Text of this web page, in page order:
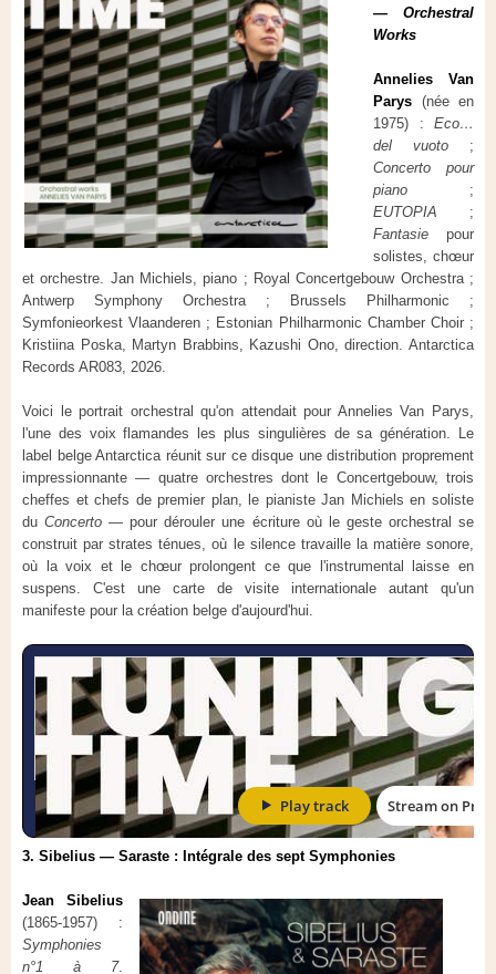
— Orchestral
Works
Annelies Van
Parys (née en
1975) : Eco…
del vuoto ;
Concerto pour
piano ;
EUTOPIA ;
Fantasie pour
solistes, chœur
et orchestre. Jan Michiels, piano ; Royal Concertgebouw Orchestra ;
Antwerp Symphony Orchestra ; Brussels Philharmonic ;
Symfonieorkest Vlaanderen ; Estonian Philharmonic Chamber Choir ;
Kristiina Poska, Martyn Brabbins, Kazushi Ono, direction. Antarctica
Records AR083, 2026.
Voici le portrait orchestral qu'on attendait pour Annelies Van Parys,
l'une des voix flamandes les plus singulières de sa génération. Le
label belge Antarctica réunit sur ce disque une distribution proprement
impressionnante — quatre orchestres dont le Concertgebouw, trois
cheffes et chefs de premier plan, le pianiste Jan Michiels en soliste
duConcerto — pour dérouler une écriture où le geste orchestral se
construit par strates ténues, où le silence travaille la matière sonore,
où la voix et le chœur prolongent ce que l'instrumental laisse en
suspens. C'est une carte de visite internationale autant qu'un
manifeste pour la création belge d'aujourd'hui.
3. Sibelius — Saraste : Intégrale des sept Symphonies
Jean Sibelius
(1865-1957) :
Symphonies
n°1 à 7.